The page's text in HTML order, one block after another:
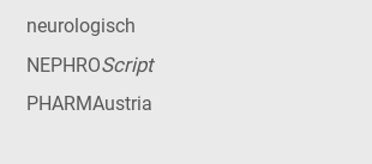
neurologisch
NEPHROScript
PHARMAustria